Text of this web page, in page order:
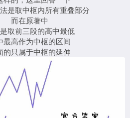
是取中枢内所有重叠部分
而在原著中
取前三段的高中最低
最高作为中枢的区间
的只属于中枢的延伸